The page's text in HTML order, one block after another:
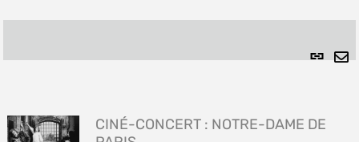
Lien
CINÉ-CONCERT : NOTRE-DAME DE